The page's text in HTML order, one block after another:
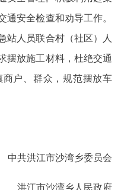
安全检查和劝导工作。
站人员联合村（社区）人
摆放施工材料，杜绝交通
户、群众，规范摆放车
中共洪江市沙湾乡委员会
洪江市沙湾乡人民政府